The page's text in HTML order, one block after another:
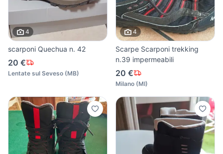
4
scarponi Quechua n. 42
20 €
Lentate sul Seveso (MB)
4
Scarpe Scarponi trekking
n.39 impermeabili
20 €
Milano (MI)